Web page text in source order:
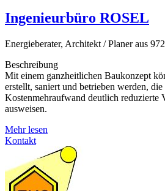
Ingenieurbüro ROSEL
Energieberater, Architekt / Planer aus
Beschreibung
Mit einem ganzheitlichen Baukonzept
erstellt, saniert und betrieben werden,
Kostenmehraufwand deutlich reduzierte
ausweisen.
Mehr lesen
Kontakt